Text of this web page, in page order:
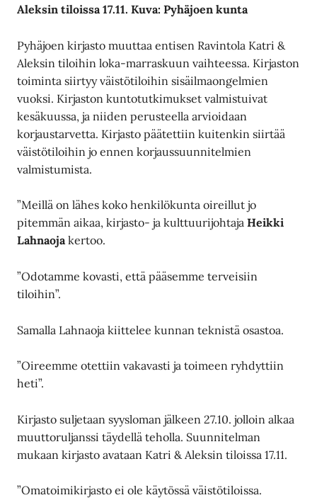
Aleksin tiloissa 17.11. Kuva: Pyhäjoen kunta
Pyhäjoen kirjasto muuttaa entisen Ravintola Katri &
Aleksin tiloihin loka-marraskuun vaihteessa. Kirjaston
toiminta siirtyy väistötiloihin sisäilmaongelmien
vuoksi. Kirjaston kuntotutkimukset valmistuivat
kesäkuussa, ja niiden perusteella arvioidaan
korjaustarvetta. Kirjasto päätettiin kuitenkin siirtää
väistötiloihin jo ennen korjaussuunnitelmien
valmistumista.
”Meillä on lähes koko henkilökunta oireillut jo
pitemmän aikaa, kirjasto- ja kulttuurijohtajaHeikki
Lahnaojakertoo.
”Odotamme kovasti, että pääsemme terveisiin
tiloihin”.
Samalla Lahnaoja kiittelee kunnan teknistä osastoa.
”Oireemme otettiin vakavasti ja toimeen ryhdyttiin
heti”.
Kirjasto suljetaan syysloman jälkeen 27.10. jolloin alkaa
muuttoruljanssi täydellä teholla. Suunnitelman
mukaan kirjasto avataan Katri & Aleksin tiloissa 17.11.
”Omatoimikirjasto ei ole käytössä väistötiloissa.